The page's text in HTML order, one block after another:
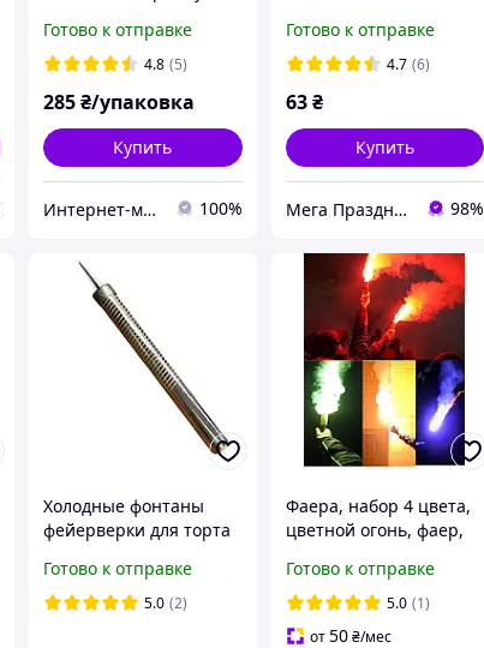
Фиолетовый Бордовый
60 с, 5 шт/уп
Готово к отправке
4.8 (5)
285₴/упаковка
Купить
Интернет-магазин "Chika Boom" 100%
фотосессий. Время
работы 60 сек.
Готово к отправке
4.7 (6)
63 ₴
Купить
Мега Праздник – магазин аксессуаров для праздника и все для оформления воздушными шарами ОПТ. 98%
Холодные фонтаны
фейерверки для торта
Готово к отправке
5.0 (2)
Фаера, набор 4 цвета,
цветной огонь, фаер,
набор 4 цвета, 100 сек.
Готово к отправке
5.0 (1)
от50 ₴/мес